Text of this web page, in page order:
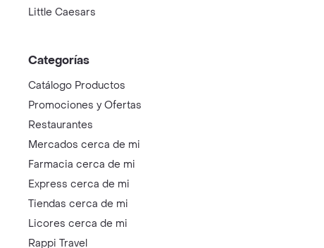
Little Caesars
Categorías
Catálogo Productos
Promociones y Ofertas
Restaurantes
Mercados cerca de mi
Farmacia cerca de mi
Express cerca de mi
Tiendas cerca de mi
Licores cerca de mi
Rappi Travel